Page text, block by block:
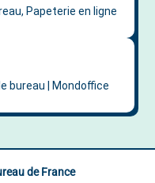
de France